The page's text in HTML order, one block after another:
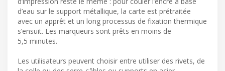
d’eau sur le support métallique, la carte est prétraitée
avec un apprêt et un long processus de fixation thermique
s’ensuit. Les marqueurs sont prêts en moins de
5,5 minutes.
Les utilisateurs peuvent choisir entre utiliser des rivets, de